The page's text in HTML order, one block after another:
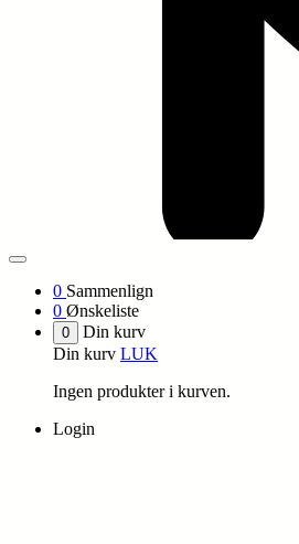
0 Sammenlign
0 Ønskeliste
0
Din kurv
Din kurv LUK
Ingen produkter i kurven.
Login